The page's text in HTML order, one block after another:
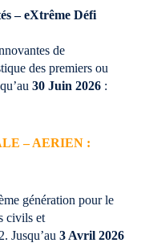
– eXtrême Défi
de
des premiers ou
30 Juin 2026 :
– AERIEN :
génération pour le
civils et
Jusqu’au 3 Avril 2026